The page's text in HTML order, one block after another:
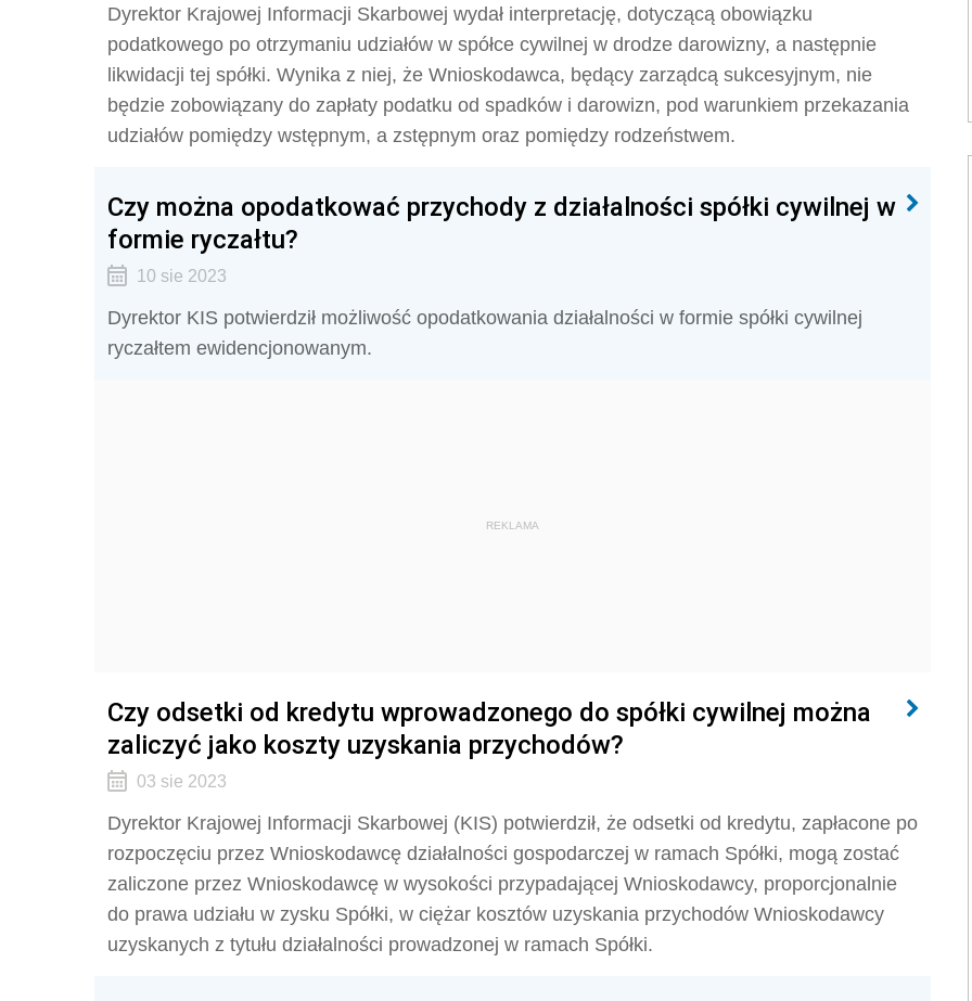
Dyrektor Krajowej Informacji Skarbowej wydał interpretację, dotyczącą obowiązku
podatkowego po otrzymaniu udziałów w spółce cywilnej w drodze darowizny, a następnie
likwidacji tej spółki. Wynika z niej, że Wnioskodawca, będący zarządcą sukcesyjnym, nie
będzie zobowiązany do zapłaty podatku od spadków i darowizn, pod warunkiem przekazania
udziałów pomiędzy wstępnym, a zstępnym oraz pomiędzy rodzeństwem.
Czy można opodatkować przychody z działalności spółki cywilnej w
formie ryczałtu?
10 sie 2023
Dyrektor KIS potwierdził możliwość opodatkowania działalności w formie spółki cywilnej
ryczałtem ewidencjonowanym.
REKLAMA
Czy odsetki od kredytu wprowadzonego do spółki cywilnej można
zaliczyć jako koszty uzyskania przychodów?
03 sie 2023
Dyrektor Krajowej Informacji Skarbowej (KIS) potwierdził, że odsetki od kredytu, zapłacone po
rozpoczęciu przez Wnioskodawcę działalności gospodarczej w ramach Spółki, mogą zostać
zaliczone przez Wnioskodawcę w wysokości przypadającej Wnioskodawcy, proporcjonalnie
do prawa udziału w zysku Spółki, w ciężar kosztów uzyskania przychodów Wnioskodawcy
uzyskanych z tytułu działalności prowadzonej w ramach Spółki.